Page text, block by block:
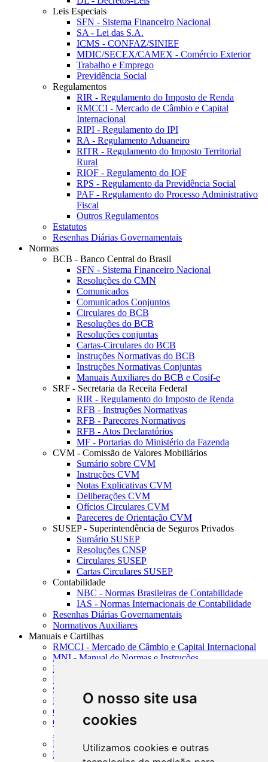
O nosso site usa
cookies
Utilizamos cookies e outras
Leis Especiais
SFN - Sistema Financeiro Nacional
SA - Lei das S.A.
ICMS - CONFAZ/SINIEF
MDIC/SECEX/CAMEX - Comércio Exterior
Trabalho e Emprego
Previdência Social
Regulamentos
RIR - Regulamento do Imposto de Renda
RMCCI - Mercado de Câmbio e Capital
Internacional
RIPI - Regulamento do IPI
RA - Regulamento Aduaneiro
RITR - Regulamento do Imposto Territorial
Rural
RIOF - Regulamento do IOF
RPS - Regulamento da Previdência Social
PAF - Regulamento do Processo Administrativo
Fiscal
Outros Regulamentos
Estatutos
Resenhas Diárias Governamentais
Normas
BCB - Banco Central do Brasil
SFN - Sistema Financeiro Nacional
Resoluções do CMN
Comunicados
Comunicados Conjuntos
Circulares do BCB
Resoluções do BCB
Resoluções conjuntas
Cartas-Circulares do BCB
Instruções Normativas do BCB
Instruções Normativas Conjuntas
Manuais Auxiliares do BCB e Cosif-e
SRF - Secretaria da Receita Federal
RIR - Regulamento do Imposto de Renda
RFB - Instruções Normativas
RFB - Pareceres Normativos
RFB - Atos Declaratórios
MF - Portarias do Ministério da Fazenda
CVM - Comissão de Valores Mobiliários
Sumário sobre CVM
Instruções CVM
Notas Explicativas CVM
Deliberações CVM
Ofícios Circulares CVM
Pareceres de Orientação CVM
SUSEP - Superintendência de Seguros Privados
Sumário SUSEP
Resoluções CNSP
Circulares SUSEP
Cartas Circulares SUSEP
Contabilidade
NBC - Normas Brasileiras de Contabilidade
IAS - Normas Internacionais de Contabilidade
Resenhas Diárias Governamentais
Normativos Auxiliares
Manuais e Cartilhas
RMCCI - Mercado de Câmbio e Capital Internacional
MNI - Manual de Normas e Instruções
MTVM - Manual de Títulos e Valores Mobiliários
MCR - Manual de Crédito Rural
SISORF - Manual de Organização do SFN
MASUP - Manual de Supervisão Bancária
CADOC - Catálogo de Documentos
CNAE-CONCLA - Classificação Nacional de
Atividades Econômicas
PMF - Cartilhas do BCB
Manuais Auxiliares do BCB e Cosif-e